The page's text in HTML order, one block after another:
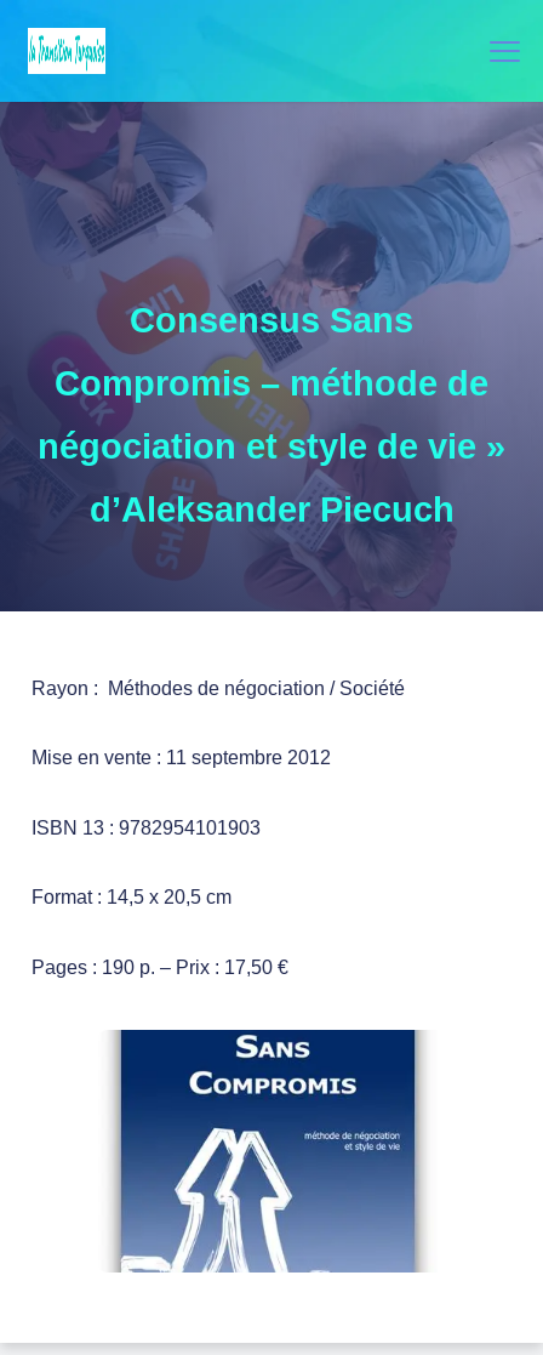
Consensus Sans
Compromis – méthode de
négociation et style de vie »
d’Aleksander Piecuch
Rayon : Méthodes de négociation / Société
Mise en vente : 11 septembre 2012
ISBN 13 : 9782954101903
Format : 14,5 x 20,5 cm
Pages : 190 p. – Prix : 17,50 €